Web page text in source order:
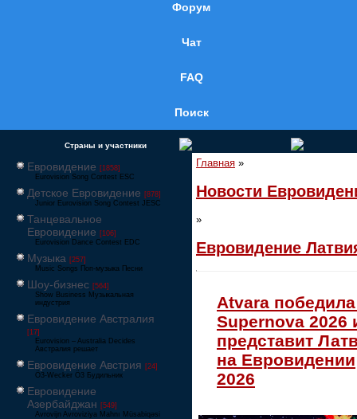
Форум
Чат
FAQ
Поиск
Страны и участники
Евровидение [1858]
Eurovision Song Contest ESC
Детское Евровидение [878]
Junior Eurovision Song Contest JESC
Танцевальное
Евровидение [106]
Eurovision Dance Contest EDC
Музыка [257]
Music Songs Поп-музыка Песни
Шоу-бизнес [564]
Show Business Музыкальная
индустрия
Евровидение Австралия
[17]
Eurovision – Australia Decides
Австралия решает
Евровидение Австрия [24]
Ö3-Wecker Ö3 Будильник
Евровидение
Азербайджан [549]
Avrovijn Avroviziya Mahnı Müsabiqəsi
Главная »
Новости
»
Евровидение
Atvara
Supernova 2026
представит
на Евровидении
2026